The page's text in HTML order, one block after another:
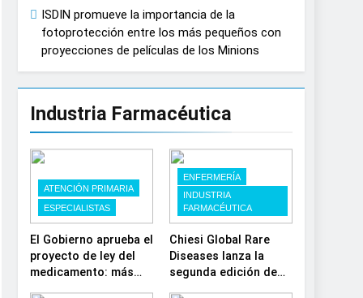
ISDIN promueve la importancia de la
fotoprotección entre los más pequeños con
proyecciones de películas de los Minions
Industria Farmacéutica
ATENCIÓN PRIMARIA
ESPECIALISTAS
El Gobierno aprueba el
proyecto de ley del
medicamento: más
ENFERMERÍA
INDUSTRIA
FARMACÉUTICA
Chiesi Global Rare
Diseases lanza la
segunda edición de